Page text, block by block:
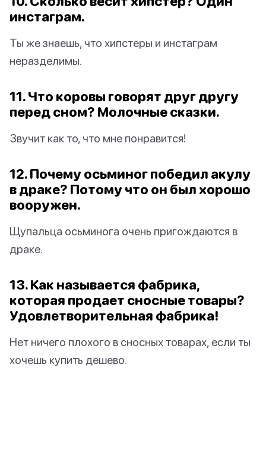
инстаграм.
Ты же знаешь, что хипстеры и инстаграм
неразделимы.
11. Что коровы говорят друг другу
перед сном? Молочные сказки.
Звучит как то, что мне понравится!
12. Почему осьминог победил акулу
в драке? Потому что он был хорошо
вооружен.
Щупальца осьминога очень пригождаются в
драке.
13. Как называется фабрика,
которая продает сносные товары?
Удовлетворительная фабрика!
Нет ничего плохого в сносных товарах, если ты
хочешь купить дешево.